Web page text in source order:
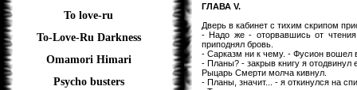
To love-ru
To-Love-Ru Darkness
Omamori Himari
Psycho busters
ГЛАВА V.
Дверь в кабинет с тихим скрипом
- Надо же - оторвавшись от
приподнял бровь.
- Сарказм ни к чему. - Фусион вошел
- Планы? - закрыв книгу я отодвинул
Рыцарь Смерти молча кивнул.
- Планы, значит... - я откинулся на